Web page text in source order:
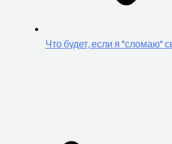
Что будет, если я "сломаю"